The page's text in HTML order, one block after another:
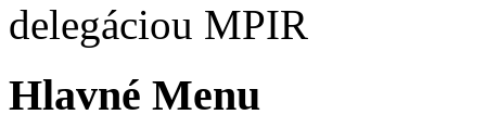
delegáciou MPIR
Hlavné Menu